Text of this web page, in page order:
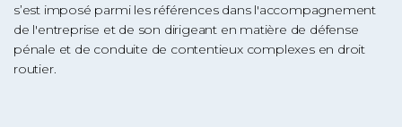
s’est imposé parmi les références dans l'accompagnement
de l'entreprise et de son dirigeant en matière de défense
pénale et de conduite de contentieux complexes en droit
routier.